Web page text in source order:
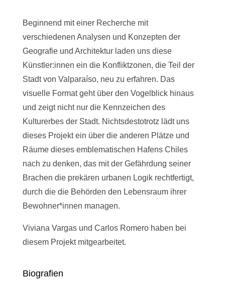
Beginnend mit einer Recherche mit
verschiedenen Analysen und Konzepten der
Geografie und Architektur laden uns diese
Künstler:innen ein die Konfliktzonen, die Teil der
Stadt von Valparaíso, neu zu erfahren. Das
visuelle Format geht über den Vogelblick hinaus
und zeigt nicht nur die Kennzeichen des
Kulturerbes der Stadt. Nichtsdestotrotz lädt uns
dieses Projekt ein über die anderen Plätze und
Räume dieses emblematischen Hafens Chiles
nach zu denken, das mit der Gefährdung seiner
Brachen die prekären urbanen Logik rechtfertigt,
durch die die Behörden den Lebensraum ihrer
Bewohner*innen managen.
Viviana Vargas und Carlos Romero haben bei
diesem Projekt mitgearbeitet.
Biografien